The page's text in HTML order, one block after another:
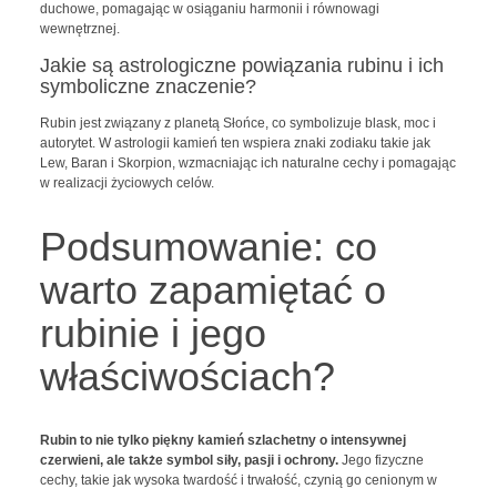
duchowe, pomagając w osiąganiu harmonii i równowagi
wewnętrznej.
Jakie są astrologiczne powiązania rubinu i ich
symboliczne znaczenie?
Rubin jest związany z planetą Słońce, co symbolizuje blask, moc i
autorytet. W astrologii kamień ten wspiera znaki zodiaku takie jak
Lew, Baran i Skorpion, wzmacniając ich naturalne cechy i pomagając
w realizacji życiowych celów.
Podsumowanie: co
warto zapamiętać o
rubinie i jego
właściwościach?
Rubin to nie tylko piękny kamień szlachetny o intensywnej
czerwieni, ale także symbol siły, pasji i ochrony.Jego fizyczne
cechy, takie jak wysoka twardość i trwałość, czynią go cenionym w